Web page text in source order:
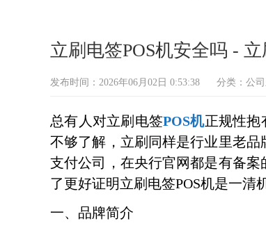
立刷电签POS机安全吗 -
发布时间：2026年06月02日 0:53:38 分类： 公
总有人对立刷电签POS机正规性抱
不够了解，立刷同样是行业里老
支付公司，在央行官网都是有备
了更好证明立刷电签POS机是一清
一、品牌简介